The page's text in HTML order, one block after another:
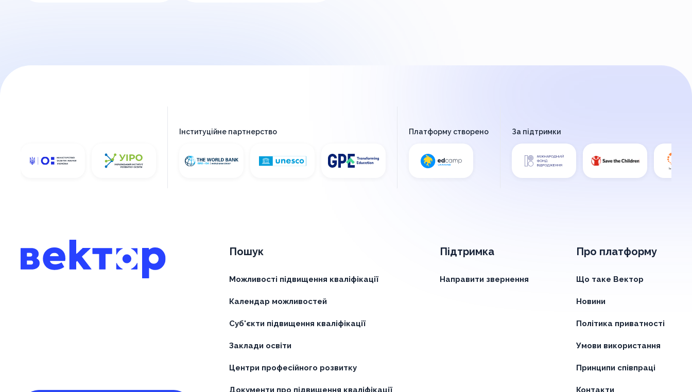
Пошук
Можливості підвищення кваліфікації
Календар можливостей
Суб'єкти підвищення кваліфікації
Заклади освіти
Центри професійного розвитку
Документи про підвищення кваліфікації
Підтримка
Направити звернення
Про платформу
Що таке Вектор
Новини
Політика приватності
Умови використання
Принципи співпраці
Контакти
Інституційне партнерство Платформу створено За підтримки